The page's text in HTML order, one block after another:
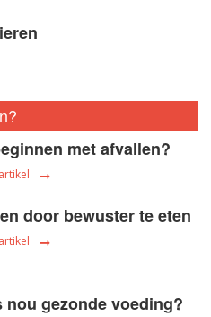
met afvallen?
door bewuster te eten
nou gezonde voeding?